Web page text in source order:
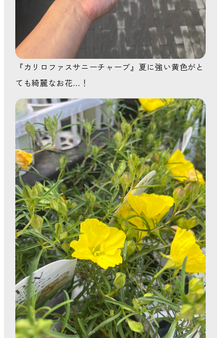
『カリロファスサニーチャーブ』夏に強い黄色がと
ても綺麗なお花…！